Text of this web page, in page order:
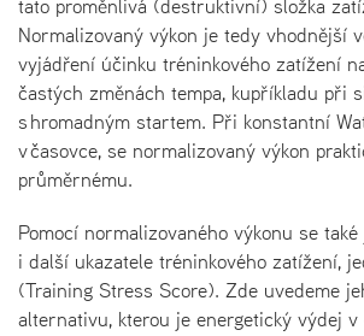
tato proměnlivá (destruktivní) složka
Normalizovaný výkon je tedy vhodnější
vyjádření účinku tréninkového zatížení
častých změnách tempa, kupříkladu při
s hromadným startem. Při konstantní
v časovce, se normalizovaný výkon
průměrnému.
Pomocí normalizovaného výkonu se
i další ukazatele tréninkového zatížení,
(Training Stress Score). Zde uvedeme
alternativu, kterou je energetický výdej v